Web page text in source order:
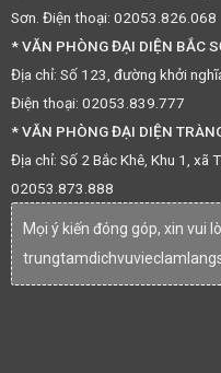
Sơn. Điện thoại: 02053.826.068
* VĂN PHÒNG ĐẠI DIỆN BẮC
Địa chỉ: Số 123, đường khởi
Điện thoại: 02053.839.777
* VĂN PHÒNG ĐẠI DIỆN
Địa chỉ: Số 2 Bắc Khê, Khu 1, xã
02053.873.888
Mọi ý kiến đóng góp, xin vui